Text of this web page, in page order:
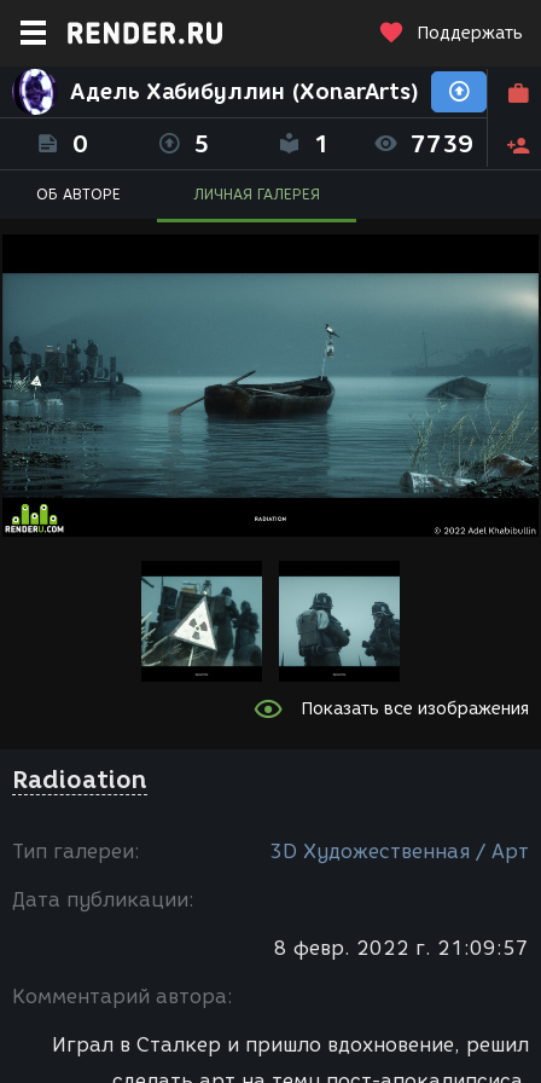
Поддержать
Адель Хабибуллин (XonarArts)
0 5 1 7739
ОБ АВТОРЕ ЛИЧНАЯ ГАЛЕРЕЯ
Показать все изображения
Radioation
Тип галереи: 3D Художественная / Арт
Дата публикации:
8 февр. 2022 г. 21:09:57
Комментарий автора:
Играл в Сталкер и пришло вдохновение, решил